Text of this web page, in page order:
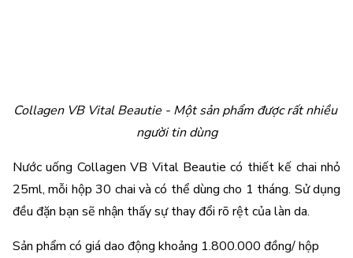
Collagen VB Vital Beautie - Một sản phẩm được rất nhiều
người tin dùng
Nước uống Collagen VB Vital Beautie có thiết kế chai nhỏ
25ml, mỗi hộp 30 chai và có thể dùng cho 1 tháng. Sử dụng
đều đặn bạn sẽ nhận thấy sự thay đổi rõ rệt của làn da.
Sản phẩm có giá dao động khoảng 1.800.000 đồng/ hộp